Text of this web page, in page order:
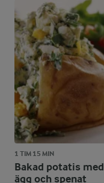
1 TIM 15 MIN
Bakad potatis med
ägg och spenat